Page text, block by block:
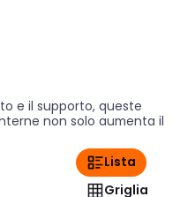
e il supporto, queste
non solo aumenta il
Lista
Griglia